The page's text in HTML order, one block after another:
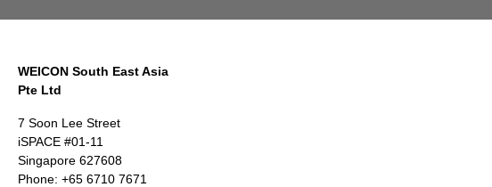
WEICON South East Asia
Pte Ltd
7 Soon Lee Street
iSPACE #01-11
Singapore 627608
Phone: +65 6710 7671